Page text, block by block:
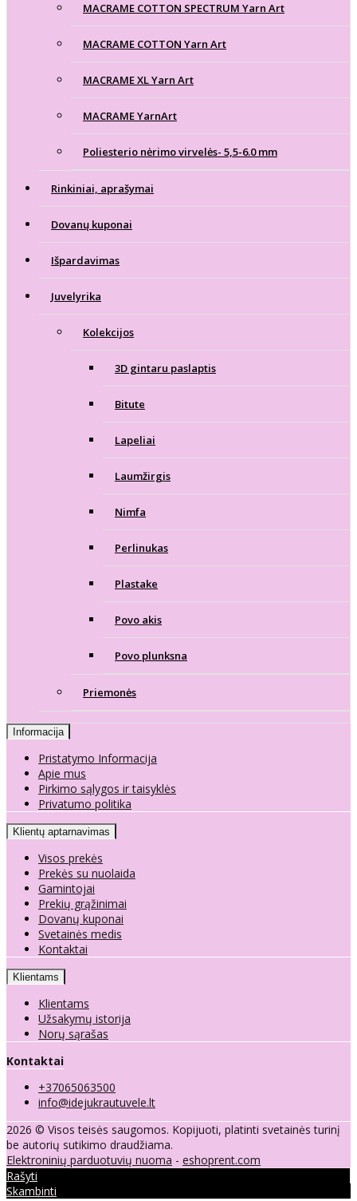
MACRAME COTTON SPECTRUM Yarn Art
MACRAME COTTON Yarn Art
MACRAME XL Yarn Art
MACRAME YarnArt
Poliesterio nėrimo virvelės- 5,5-6.0 mm
Rinkiniai, aprašymai
Dovanų kuponai
Išpardavimas
Juvelyrika
Kolekcijos
3D gintaru paslaptis
Bitute
Lapeliai
Laumžirgis
Nimfa
Perlinukas
Plastake
Povo akis
Povo plunksna
Priemonės
Informacija
Pristatymo Informacija
Apie mus
Pirkimo sąlygos ir taisyklės
Privatumo politika
Klientų aptarnavimas
Visos prekės
Prekės su nuolaida
Gamintojai
Prekių grąžinimai
Dovanų kuponai
Svetainės medis
Kontaktai
Klientams
Klientams
Užsakymų istorija
Norų sąrašas
Kontaktai
+37065063500
info@idejukrautuvele.lt
2026 © Visos teisės saugomos. Kopijuoti, platinti svetainės turinį
be autorių sutikimo draudžiama.
Elektroninių parduotuvių nuoma - eshoprent.com
Rašyti
Skambinti